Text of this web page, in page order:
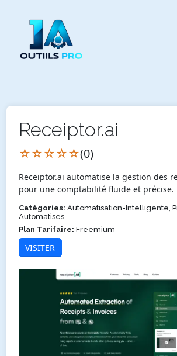
Receiptor.ai
☆☆☆☆☆(0)
Receiptor.ai automatise la gestion des
pour une comptabilité fluide et précise.
Catégories: Automatisation-Intelligente,
Automatises
Plan Tarifaire: Freemium
VISITER